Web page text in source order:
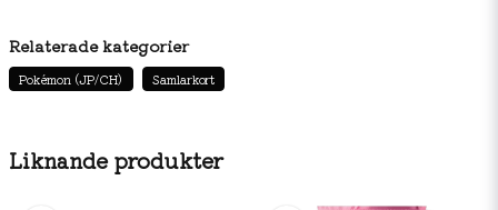
Liknande produkter
Relaterade kategorier
Pokémon (JP/CH) Samlarkort